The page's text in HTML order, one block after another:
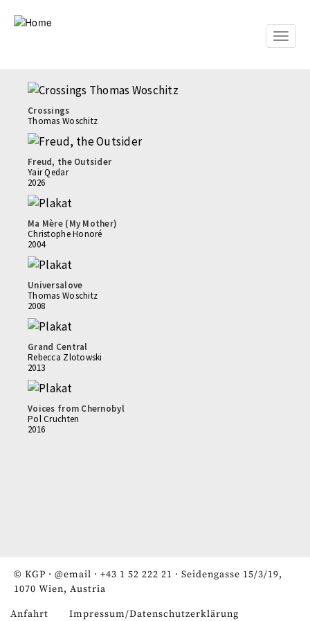
Toggle
Crossings
Thomas Woschitz
Freud, the Outsider
Yair Qedar
2026
Ma Mère (My Mother)
Christophe Honoré
2004
Universalove
Thomas Woschitz
2008
Grand Central
Rebecca Zlotowski
2013
Voices from Chernobyl
Pol Cruchten
2016
© KGP · @email · +43 1 52 222 21 · Seidengasse 15/3/19,
1070 Wien, Austria
Anfahrt Impressum/Datenschutzerklärung